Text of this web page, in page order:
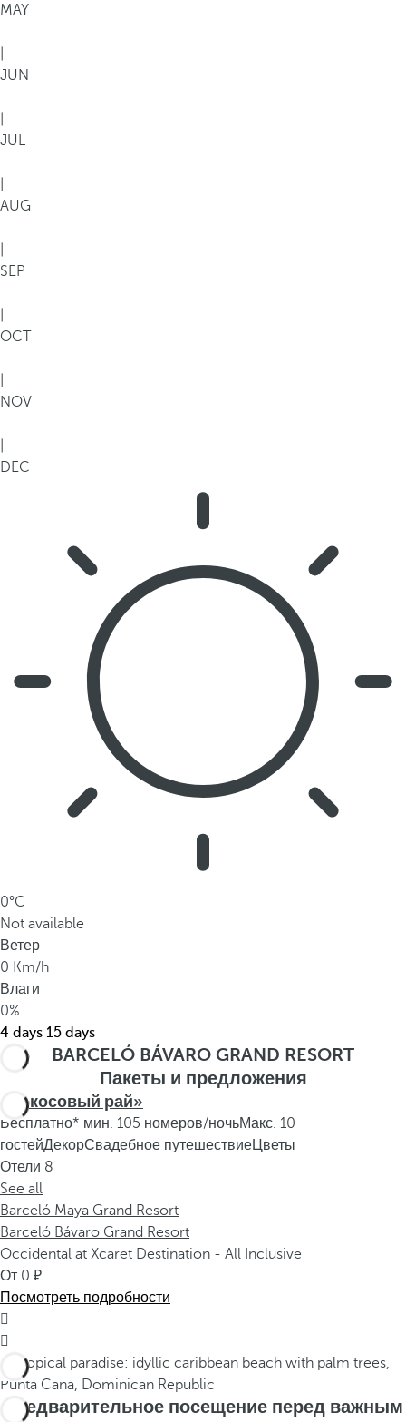
MAY
JUN
JUL
AUG
SEP
OCT
NOV
DEC
0°C
Not available
Ветер
0 Km/h
Влаги
0%
4 days 15 days
BARCELÓ BÁVARO GRAND RESORT
Пакеты и предложения
«Кокосовый рай»
Бесплатно* мин. 105 номеров/ночьМакс. 10
гостейДекорСвадебное путешествиеЦветы
Отели 8
See all
Barceló Maya Grand Resort
Barceló Bávaro Grand Resort
Occidental at Xcaret Destination - All Inclusive
От 0
Посмотреть подробности


Предварительное посещение перед важным